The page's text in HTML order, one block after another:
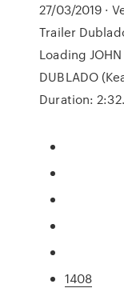
27/03/2019 ·
Trailer
Loading
DUBLADO
Duration: 2:32.
1408